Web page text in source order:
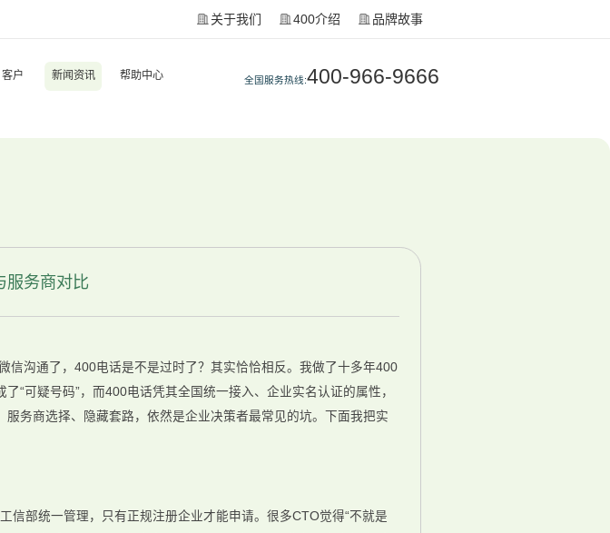
关于我们 400介绍 品牌故事
全国服务热线:400-966-9666
客户 新闻资讯 帮助中心
服务商对比
沟通了，400电话是不是过时了？其实恰恰相反。我做了十多年400
“可疑号码”，而400电话凭其全国统一接入、企业实名认证的属性，
务商选择、隐藏套路，依然是企业决策者最常见的坑。下面我把实
部统一管理，只有正规注册企业才能申请。很多CTO觉得“不就是